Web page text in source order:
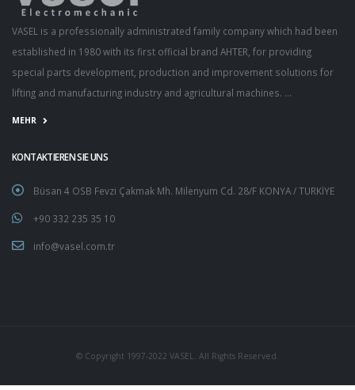
VASEL is a professionally administrated family company which had been
established in 1980 with its first official brand AHTER, for providing
special parts development, production and improvement solutions for
lifting and manufacturing industry and agricultural machines. ...
MEHR
KONTAKTIEREN SIE UNS
Büsan 4 OSB Fevzi Çakmak Mh. Milenyum Cd. 28/F KONYA / TURKİYE
+90 332 235 35 10
info@vasel.com.tr
© Copyright 1997-2022 VASEL. All Rights Reserved.